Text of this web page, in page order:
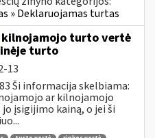
» Deklaruojamas turtas
kilnojamojo turto vertė
turto
13
Ši informacija skelbiama:
ar kilnojamojo
įsigijimo kainą, o jei ši